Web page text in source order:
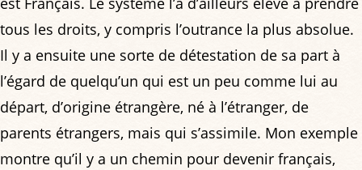
tous les droits, y compris l’outrance la plus absolue.
Il y a ensuite une sorte de détestation de sa part à
l’égard de quelqu’un qui est un peu comme lui au
départ, d’origine étrangère, né à l’étranger, de
parents étrangers, mais qui s’assimile. Mon exemple
montre qu’il y a un chemin pour devenir français,